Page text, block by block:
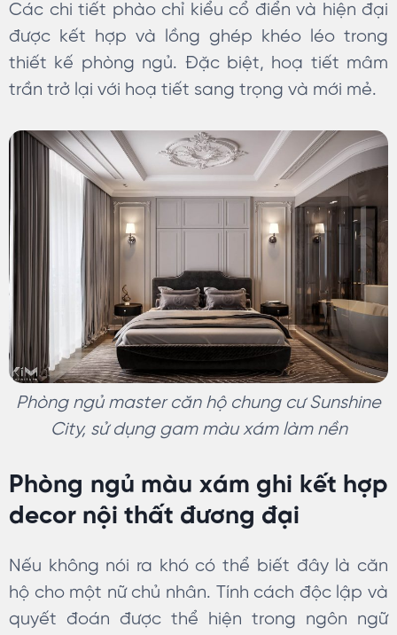
Các chi tiết phào chỉ kiểu cổ điển và hiện đại
được kết hợp và lồng ghép khéo léo trong
thiết kế phòng ngủ. Đặc biệt, hoạ tiết mâm
trần trở lại với hoạ tiết sang trọng và mới mẻ.
Phòng ngủ master căn hộ chung cư Sunshine
City, sử dụng gam màu xám làm nền
Phòng ngủ màu xám ghi kết hợp
decor nội thất đương đại
Nếu không nói ra khó có thể biết đây là căn
hộ cho một nữ chủ nhân. Tính cách độc lập và
quyết đoán được thể hiện trong ngôn ngữ